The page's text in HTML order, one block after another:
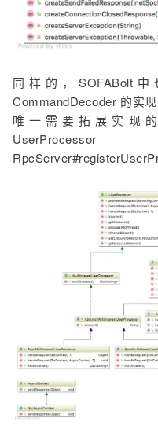
同样的，SOFABolt中
CommandDecoder 的实
唯一需要拓展实现